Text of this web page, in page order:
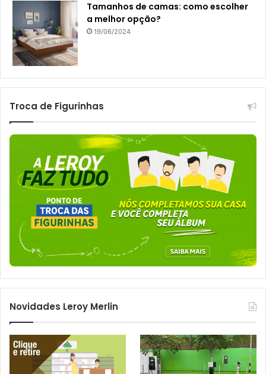
Tamanhos de camas: como escolher
a melhor opção?
19/06/2024
Troca de Figurinhas
Novidades Leroy Merlin